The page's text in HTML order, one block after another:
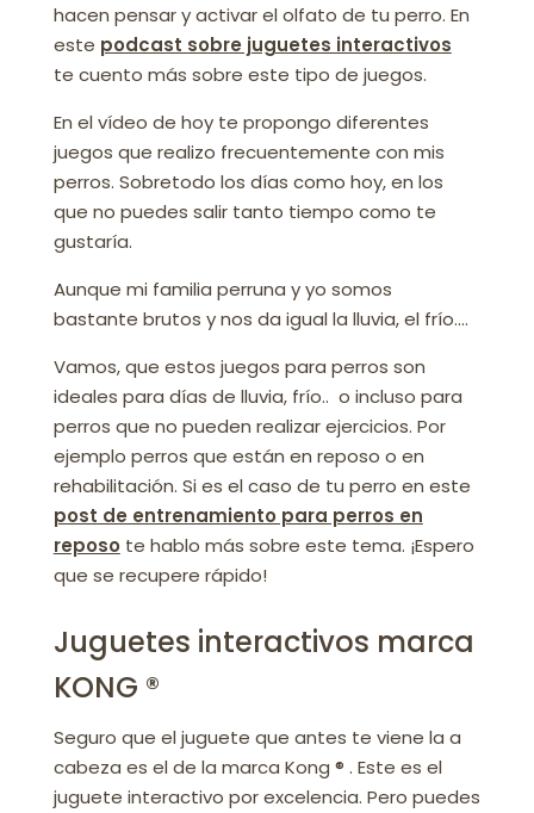
hacen pensar y activar el olfato de tu perro. En
este podcast sobre juguetes interactivos
te cuento más sobre este tipo de juegos.
En el vídeo de hoy te propongo diferentes
juegos que realizo frecuentemente con mis
perros. Sobretodo los días como hoy, en los
que no puedes salir tanto tiempo como te
gustaría.
Aunque mi familia perruna y yo somos
bastante brutos y nos da igual la lluvia, el frío….
Vamos, que estos juegos para perros son
ideales para días de lluvia, frío.. o incluso para
perros que no pueden realizar ejercicios. Por
ejemplo perros que están en reposo o en
rehabilitación. Si es el caso de tu perro en este
post de entrenamiento para perros en
reposo te hablo más sobre este tema. ¡Espero
que se recupere rápido!
Juguetes interactivos marca
KONG ®
Seguro que el juguete que antes te viene la a
cabeza es el de la marca Kong ® . Este es el
juguete interactivo por excelencia. Pero puedes